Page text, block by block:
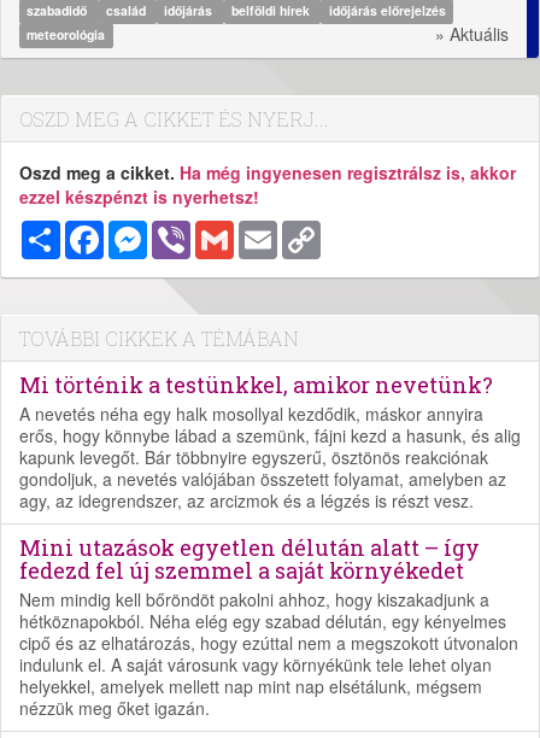
szabadidő család időjárás belföldi hírek
időjárás előrejelzés
meteorológia
» Aktuális
OSZD MEG A CIKKET ÉS NYERJ...
Oszd meg a cikket. Ha még ingyenesen regisztrálsz is, akkor
ezzel készpénzt is nyerhetsz!
MegosztásFacebookMessenger
Viber Gmail Email
TOVÁBBI CIKKEK A TÉMÁBAN
Mi történik a testünkkel, amikor nevetünk?
A nevetés néha egy halk mosollyal kezdődik, máskor annyira
erős, hogy könnybe lábad a szemünk, fájni kezd a hasunk, és alig
kapunk levegőt. Bár többnyire egyszerű, ösztönös reakciónak
gondoljuk, a nevetés valójában összetett folyamat, amelyben az
agy, az idegrendszer, az arcizmok és a légzés is részt vesz.
Mini utazások egyetlen délután alatt – így
fedezd fel új szemmel a saját környékedet
Nem mindig kell bőröndöt pakolni ahhoz, hogy kiszakadjunk a
hétköznapokból. Néha elég egy szabad délután, egy kényelmes
cipő és az elhatározás, hogy ezúttal nem a megszokott útvonalon
indulunk el. A saját városunk vagy környékünk tele lehet olyan
helyekkel, amelyek mellett nap mint nap elsétálunk, mégsem
nézzük meg őket igazán.